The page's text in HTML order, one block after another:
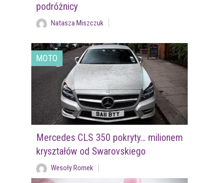
podróżnicy
Natasza Miszczuk
MOTO
Mercedes CLS 350 pokryty… milionem
kryształów od Swarovskiego
Wesoły Romek